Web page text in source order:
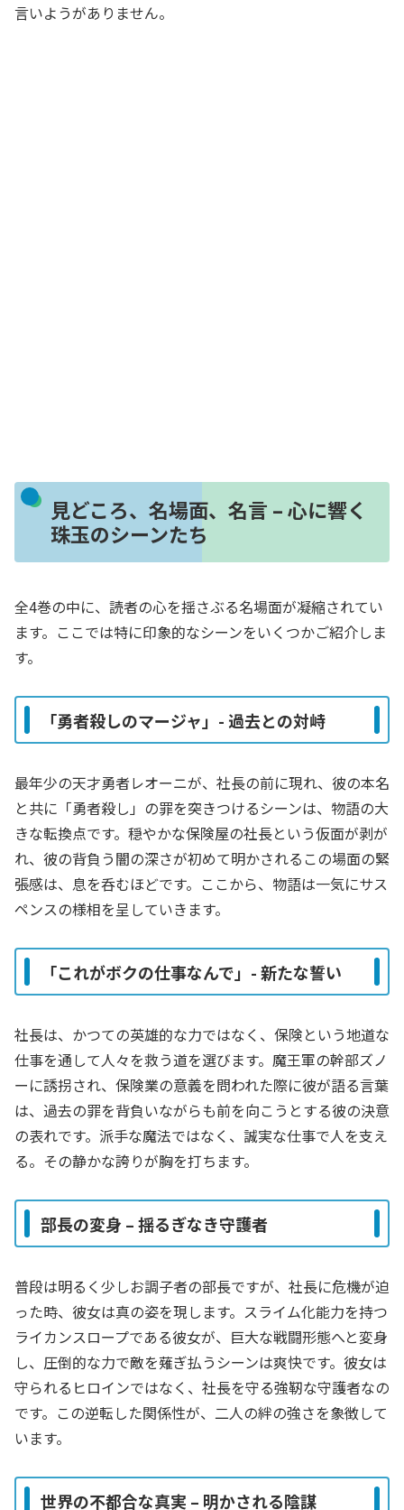
言いようがありません。
見どころ、名場面、名言 – 心に響く
珠玉のシーンたち
全4巻の中に、読者の心を揺さぶる名場面が凝縮されてい
ます。ここでは特に印象的なシーンをいくつかご紹介しま
す。
「勇者殺しのマージャ」- 過去との対峙
最年少の天才勇者レオーニが、社長の前に現れ、彼の本名
と共に「勇者殺し」の罪を突きつけるシーンは、物語の大
きな転換点です。穏やかな保険屋の社長という仮面が剥が
れ、彼の背負う闇の深さが初めて明かされるこの場面の緊
張感は、息を呑むほどです。ここから、物語は一気にサス
ペンスの様相を呈していきます。
「これがボクの仕事なんで」- 新たな誓い
社長は、かつての英雄的な力ではなく、保険という地道な
仕事を通して人々を救う道を選びます。魔王軍の幹部ズノ
ーに誘拐され、保険業の意義を問われた際に彼が語る言葉
は、過去の罪を背負いながらも前を向こうとする彼の決意
の表れです。派手な魔法ではなく、誠実な仕事で人を支え
る。その静かな誇りが胸を打ちます。
部長の変身 – 揺るぎなき守護者
普段は明るく少しお調子者の部長ですが、社長に危機が迫
った時、彼女は真の姿を現します。スライム化能力を持つ
ライカンスロープである彼女が、巨大な戦闘形態へと変身
し、圧倒的な力で敵を薙ぎ払うシーンは爽快です。彼女は
守られるヒロインではなく、社長を守る強靭な守護者なの
です。この逆転した関係性が、二人の絆の強さを象徴して
います。
世界の不都合な真実 – 明かされる陰謀